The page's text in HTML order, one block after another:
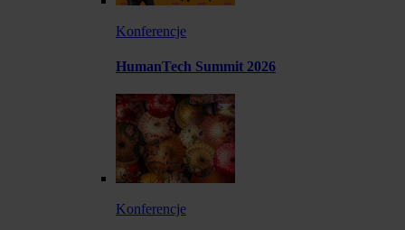
Konferencje
HumanTech Summit 2026
Konferencje